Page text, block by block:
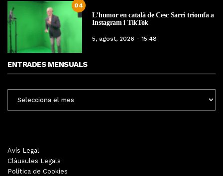
04
L’humor en català de Cesc Sarri triomfa a
Instagram i TikTok
5, agost, 2026 - 15:48
ENTRADES MENSUALS
MENSUALS
Avís Legal
Clàusules Legals
Política de Cookies